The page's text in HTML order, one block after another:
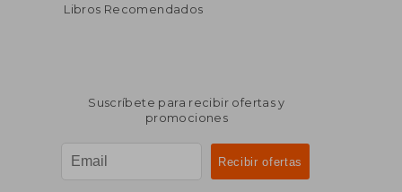
Libros Recomendados
Suscríbete para recibir ofertas y
promociones